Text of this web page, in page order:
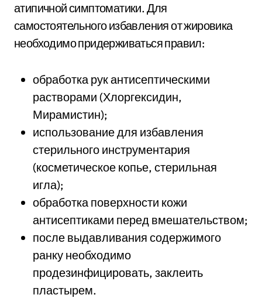
атипичной симптоматики. Для
самостоятельного избавления от жировика
необходимо придерживаться правил:
обработка рук антисептическими
растворами (Хлоргексидин,
Мирамистин);
использование для избавления
стерильного инструментария
(косметическое копье, стерильная
игла);
обработка поверхности кожи
антисептиками перед вмешательством;
после выдавливания содержимого
ранку необходимо
продезинфицировать, заклеить
пластырем.